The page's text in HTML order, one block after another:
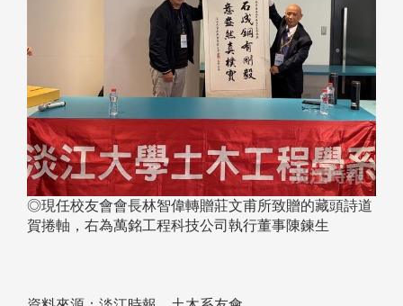
◎現任校友會會長林智偉轉贈莊文甫所致贈的藏頭詩道
賀捲軸，右為萬銘工程科技公司執行董事陳鍊生